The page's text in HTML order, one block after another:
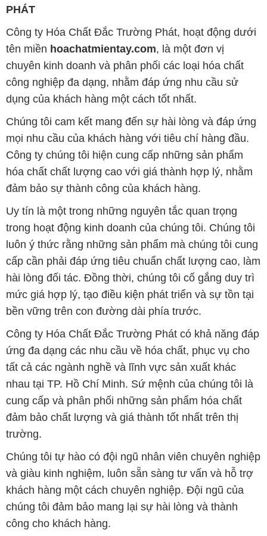
PHÁT
Công ty Hóa Chất Đắc Trường Phát, hoạt động dưới
tên miền hoachatmientay.com, là một đơn vị
chuyên kinh doanh và phân phối các loại hóa chất
công nghiệp đa dạng, nhằm đáp ứng nhu cầu sử
dụng của khách hàng một cách tốt nhất.
Chúng tôi cam kết mang đến sự hài lòng và đáp ứng
mọi nhu cầu của khách hàng với tiêu chí hàng đầu.
Công ty chúng tôi hiện cung cấp những sản phẩm
hóa chất chất lượng cao với giá thành hợp lý, nhằm
đảm bảo sự thành công của khách hàng.
Uy tín là một trong những nguyên tắc quan trọng
trong hoạt động kinh doanh của chúng tôi. Chúng tôi
luôn ý thức rằng những sản phẩm mà chúng tôi cung
cấp cần phải đáp ứng tiêu chuẩn chất lượng cao, làm
hài lòng đối tác. Đồng thời, chúng tôi cố gắng duy trì
mức giá hợp lý, tạo điều kiện phát triển và sự tồn tại
bền vững trên con đường dài phía trước.
Công ty Hóa Chất Đắc Trường Phát có khả năng đáp
ứng đa dạng các nhu cầu về hóa chất, phục vụ cho
tất cả các ngành nghề và lĩnh vực sản xuất khác
nhau tại TP. Hồ Chí Minh. Sứ mệnh của chúng tôi là
cung cấp và phân phối những sản phẩm hóa chất
đảm bảo chất lượng và giá thành tốt nhất trên thị
trường.
Chúng tôi tự hào có đội ngũ nhân viên chuyên nghiệp
và giàu kinh nghiệm, luôn sẵn sàng tư vấn và hỗ trợ
khách hàng một cách chuyên nghiệp. Đội ngũ của
chúng tôi đảm bảo mang lại sự hài lòng và thành
công cho khách hàng.